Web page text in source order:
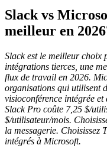
Slack vs
meilleur en
Slack est le meilleur choix
intégrations tierces, une
flux de travail en 2026.
organisations qui utilisent
visioconférence intégrée
Slack Pro coûte 7,25 $/
$/utilisateur/mois.
la messagerie. Choisissez
intégrés à Microsoft.